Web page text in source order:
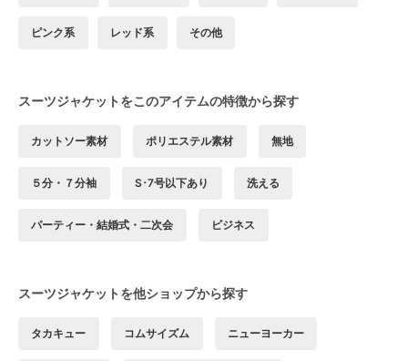
ピンク系 レッド系 その他
スーツジャケットをこのアイテムの特徴から探す
カットソー素材 ポリエステル素材 無地
５分・７分袖 S･7号以下あり 洗える
パーティー・結婚式・二次会 ビジネス
スーツジャケットを他ショップから探す
タカキュー コムサイズム ニューヨーカー